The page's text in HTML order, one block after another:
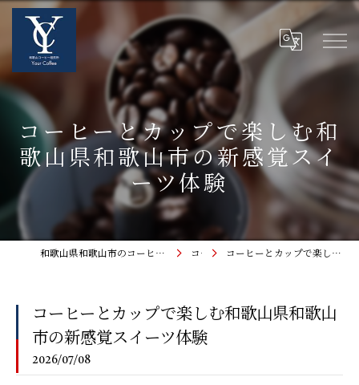
コーヒーとカップで楽しむ和
歌山県和歌山市の新感覚スイ
ーツ体験
和歌山県和歌山市のコーヒーなら和歌山コーヒー焙煎所〜Your Coffee〜 コラム コーヒーとカップで楽しむ和歌山県和歌山市の新感覚スイーツ体験
コーヒーとカップで楽しむ和歌山県和歌山
市の新感覚スイーツ体験
2026/07/08